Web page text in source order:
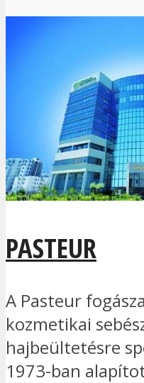
PASTEUR
A Pasteur
kozmetikai
hajbeültetésre
1973-ban